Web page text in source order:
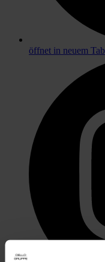
öffnet in neuem Tab